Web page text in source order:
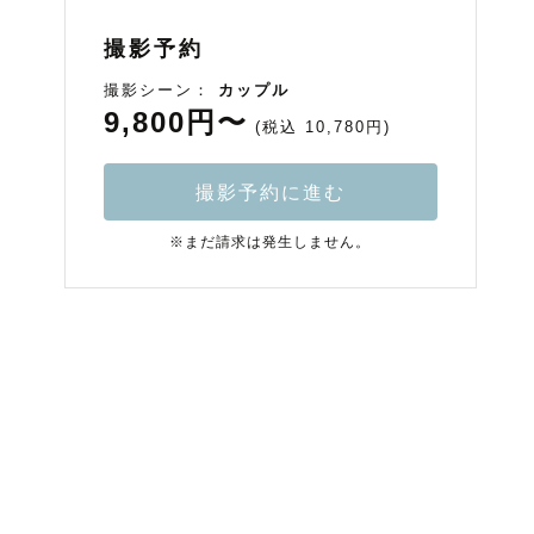
撮影予約
撮影シーン： カップル
9,800円〜 (税込 10,780円)
撮影予約に進む
※まだ請求は発生しません。